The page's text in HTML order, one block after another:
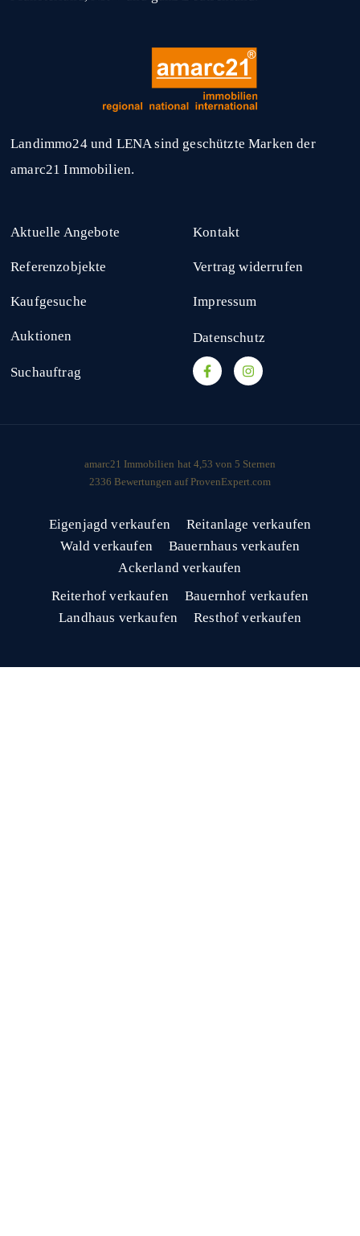
Landimmo24 und LENA sind geschützte Marken der
amarc21 Immobilien.
Aktuelle Angebote
Referenzobjekte
Kaufgesuche
Auktionen
Suchauftrag
Kontakt
Vertrag widerrufen
Impressum
Datenschutz
amarc21 Immobilien hat 4,53 von 5 Sternen
2336 Bewertungen auf ProvenExpert.com
Eigenjagd verkaufen
Reitanlage verkaufen
Wald verkaufen
Bauernhaus verkaufen
Ackerland verkaufen
Reiterhof verkaufen
Bauernhof verkaufen
Landhaus verkaufen
Resthof verkaufen